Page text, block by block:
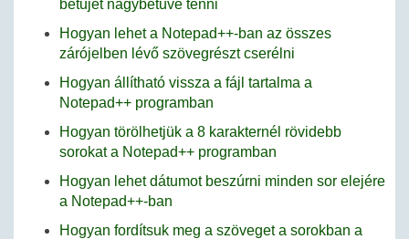
betűjét nagybetűvé tenni
Hogyan lehet a Notepad++-ban az összes
zárójelben lévő szövegrészt cserélni
Hogyan állítható vissza a fájl tartalma a
Notepad++ programban
Hogyan törölhetjük a 8 karakternél rövidebb
sorokat a Notepad++ programban
Hogyan lehet dátumot beszúrni minden sor elejére
a Notepad++-ban
Hogyan fordítsuk meg a szöveget a sorokban a